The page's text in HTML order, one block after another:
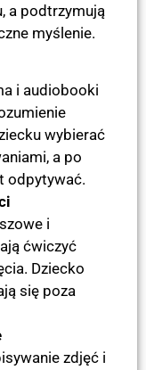
a podtrzymują
myślenie.
i audiobooki
wybierać
a po
odpytywać.
i
ćwiczyć
Dziecko
się poza
zdjęć i